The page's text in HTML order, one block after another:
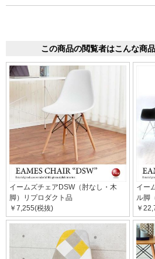
この商品の閲覧者はこんな商
イームズチェアDSW（肘なし・木
脚）リプロダクト品
￥7,255(税抜)
イー
ル脚
￥